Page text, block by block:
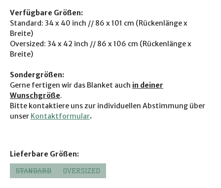
Verfügbare Größen:
Standard: 34 x 40 inch // 86 x 101 cm (Rückenlänge x
Breite)
Oversized: 34 x 42 inch // 86 x 106 cm (Rückenlänge x
Breite)
Sondergrößen:
Gerne fertigen wir das Blanket auch in deiner
Wunschgröße.
Bitte kontaktiere uns zur individuellen Abstimmung über
unser Kontaktformular.
Lieferbare Größen:auswählen
STANDARD
OVERSIZED